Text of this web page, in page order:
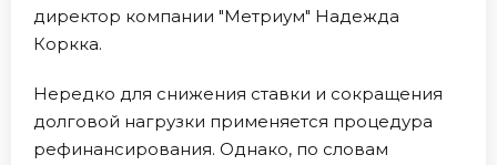
директор компании "Метриум" Надежда
Коркка.
Нередко для снижения ставки и сокращения
долговой нагрузки применяется процедура
рефинансирования. Однако, по словам